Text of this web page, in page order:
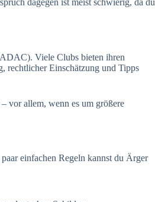
Viele Clubs bieten ihren
rechtlicher Einschätzung und Tipps
vor allem, wenn es um größere
einfachen Regeln kannst du Ärger